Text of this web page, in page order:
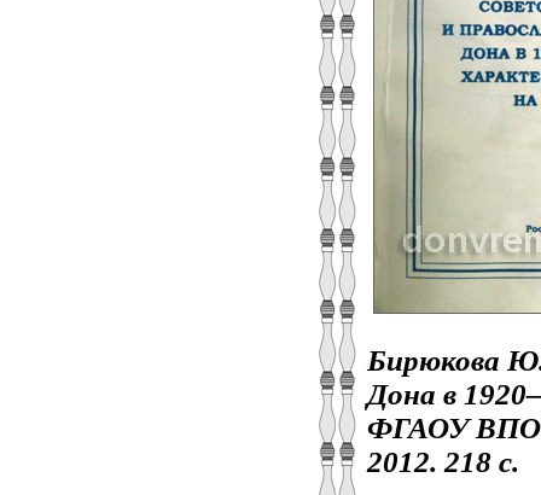
Бирюкова
Дона в
ФГАОУ ВПО
2012. 218 с.